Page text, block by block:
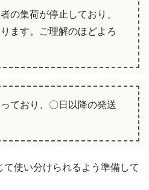
の集荷が停止しており、
ます。ご理解のほどよろ
ており、〇日以降の発送
使い分けられるよう準備して